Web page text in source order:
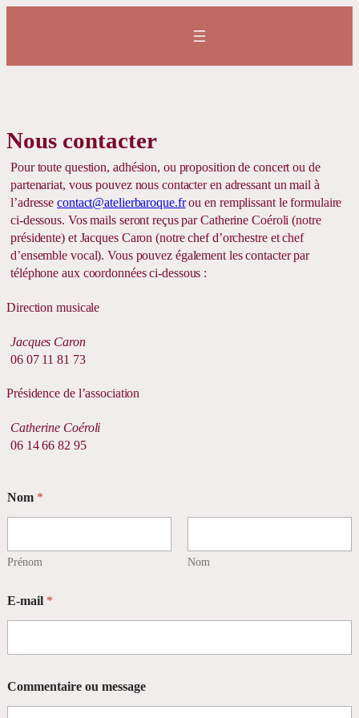
Nous contacter
Pour toute question, adhésion, ou proposition de concert ou de
partenariat, vous pouvez nous contacter en adressant un mail à
l’adressecontact@atelierbaroque.frou en remplissant le formulaire
ci-dessous. Vos mails seront reçus par Catherine Coéroli (notre
présidente) et Jacques Caron (notre chef d’orchestre et chef
d’ensemble vocal). Vous pouvez également les contacter par
téléphone aux coordonnées ci-dessous :
Direction musicale
Jacques Caron
06 07 11 81 73
Présidence de l’association
Catherine Coéroli
06 14 66 82 95
-
m
l
m
m
n
a
Nom *
Prénom Nom
E-mail *
Commentaire ou message